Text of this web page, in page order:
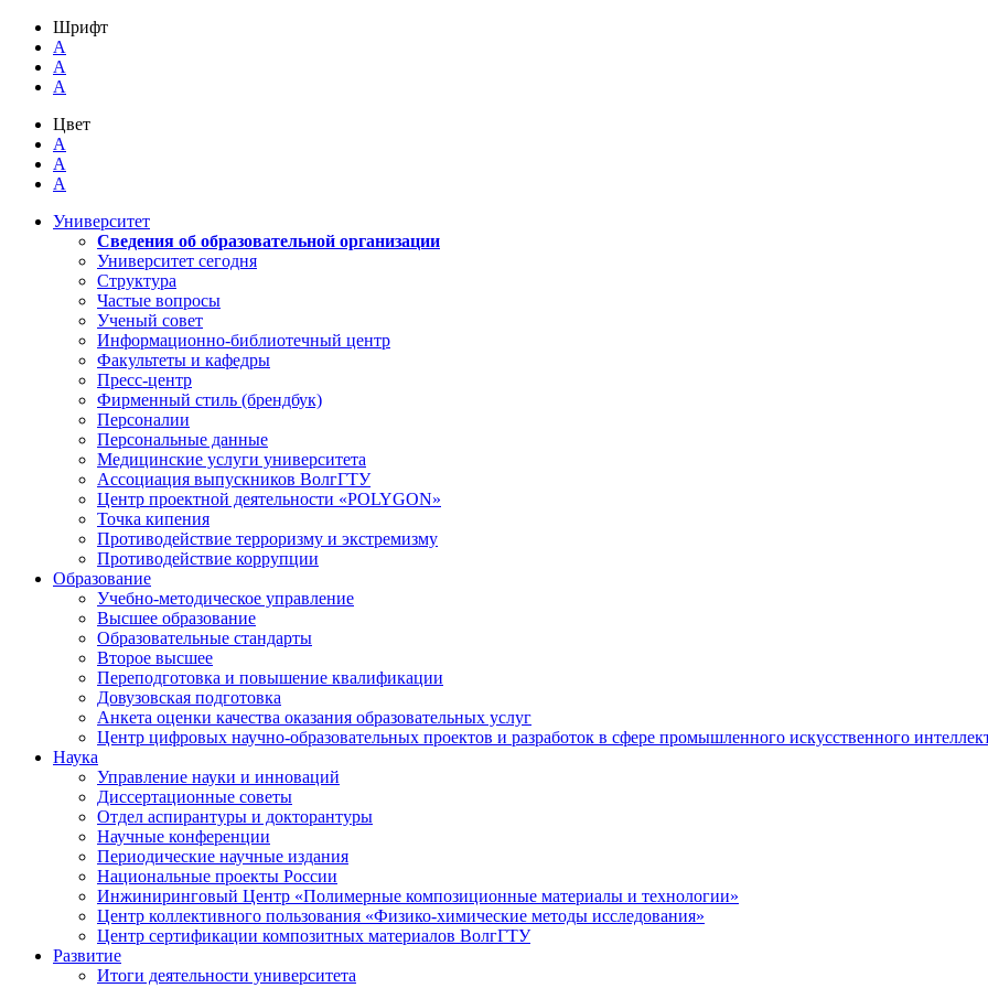
Шрифт
A
A
A
Цвет
A
A
A
Университет
Сведения об образовательной организации
Университет сегодня
Структура
Частые вопросы
Ученый совет
Информационно-библиотечный центр
Факультеты и кафедры
Пресс-центр
Фирменный стиль (брендбук)
Персоналии
Персональные данные
Медицинские услуги университета
Ассоциация выпускников ВолгГТУ
Центр проектной деятельности «POLYGON»
Точка кипения
Противодействие терроризму и экстремизму
Противодействие коррупции
Образование
Учебно-методическое управление
Высшее образование
Образовательные стандарты
Второе высшее
Переподготовка и повышение квалификации
Довузовская подготовка
Анкета оценки качества оказания образовательных услуг
Центр цифровых научно-образовательных проектов и разработок в сфере промышленного искусственного
Наука
Управление науки и инноваций
Диссертационные советы
Отдел аспирантуры и докторантуры
Научные конференции
Периодические научные издания
Национальные проекты России
Инжиниринговый Центр «Полимерные композиционные материалы и технологии»
Центр коллективного пользования «Физико-химические методы исследования»
Центр сертификации композитных материалов ВолгГТУ
Развитие
Итоги деятельности университета